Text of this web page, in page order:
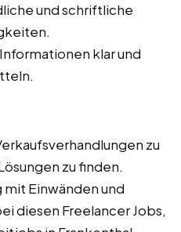
und schriftliche
klar und
zu
zu finden.
Einwänden und
diesen Freelancer Jobs,